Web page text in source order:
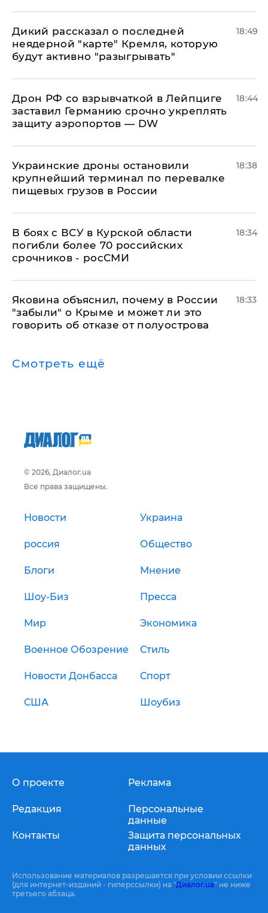
Дикий рассказал о последней
неядерной "карте" Кремля, которую
будут активно "разыгрывать"
18:49
​Дрон РФ со взрывчаткой в Лейпциге
заставил Германию срочно укреплять
защиту аэропортов — DW
18:44
Украинские дроны остановили
крупнейший терминал по перевалке
пищевых грузов в России
18:38
В боях с ВСУ в Курской области
погибли более 70 российских
срочников - росСМИ
18:34
Яковина объяснил, почему в России
"забыли" о Крыме и может ли это
говорить об отказе от полуострова
18:33
Смотреть ещё
© 2026, Диалог.ua
Все права защищены.
Новости Украина
россия Общество
Блоги Мнение
Шоу-Биз Пресса
Мир Экономика
Военное Обозрение Стиль
Новости Донбасса Спорт
США Шоубиз
О проекте
Редакция
Контакты
Реклама
Персональные
данные
Защита персональных
данных
Использование материалов разрешается при условии ссылки
(для интернет-изданий - гиперссылки) на "Диалог.ua" не ниже
третьего абзаца.